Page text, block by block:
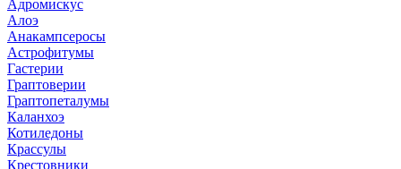
Адромискус
Алоэ
Анакампсеросы
Астрофитумы
Гастерии
Граптоверии
Граптопеталумы
Каланхоэ
Котиледоны
Крассулы
Крестовники